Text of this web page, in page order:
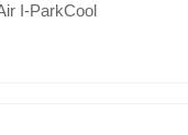
I-ParkCool